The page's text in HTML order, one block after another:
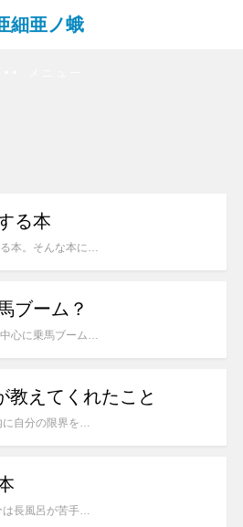
細亜ノ蛾
る本
本。そんな本に…
ブーム？
心に乗馬ブーム…
教えてくれたこと
に自分の限界を…
は長風呂が苦手…